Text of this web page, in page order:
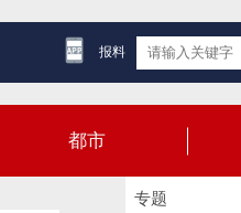
报料
都市
专题